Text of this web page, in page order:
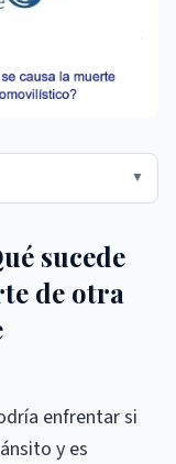
▼
sucede
de otra
enfrentar si
y es